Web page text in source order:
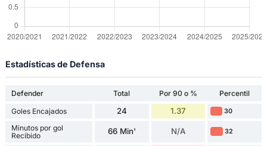
Estadísticas de Defensa
Defender Total Por 90 o %
Percentil
Goles Encajados
24 1.37 30
Minutos por gol
Recibido
66 Min' N/A 32